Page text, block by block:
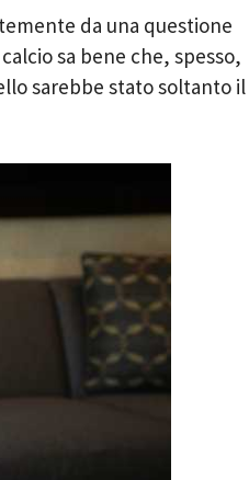
da una questione
sa bene che, spesso,
sarebbe stato soltanto il